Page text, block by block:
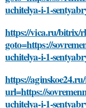
uchitelya-i-1-
https://vica.ru/bitrix/
goto=https://
uchitelya-i-1-
https://
url=https://
uchitelya-i-1-